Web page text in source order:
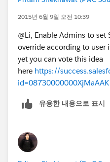
2015년 6월 9일 오전 10:39
@Li, Enable Admins to
override according to
yet you can vote this idea
here https://
id=08730000000XjMaAAK
유용한 내용으로 표시